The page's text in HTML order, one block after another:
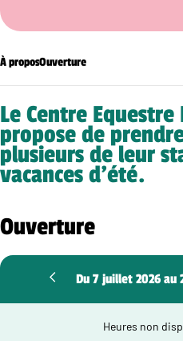
À proposOuverture
Le Centre
propose de
plusieurs de leur
vacances d’été.
Ouverture
Du 7 juillet 2026 au
Heures non